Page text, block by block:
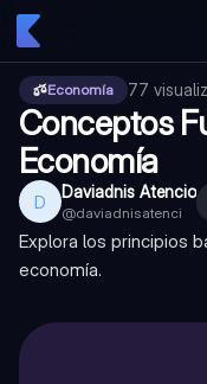
Economía 77
Conceptos
Economía
D Daviadnis Atencio
@daviadnisatenci
Explora los principios
economía.